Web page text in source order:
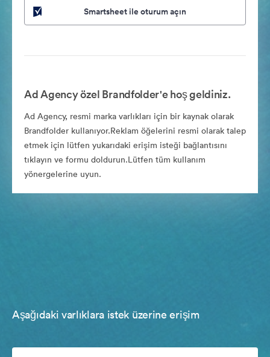
Smartsheet ile oturum açın
Ad Agency özel Brandfolder'e hoş geldiniz.
Ad Agency, resmi marka varlıkları için bir kaynak olarak
Brandfolder kullanıyor.Reklam öğelerini resmi olarak talep
etmek için lütfen yukarıdaki erişim isteği bağlantısını
tıklayın ve formu doldurun.Lütfen tüm kullanım
yönergelerine uyun.
Aşağıdaki varlıklara istek üzerine erişim